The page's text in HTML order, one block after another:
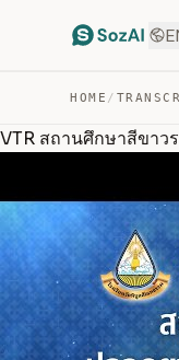
HOME /
VTR สถานศึกษาสีขาว